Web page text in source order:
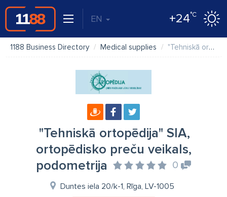
EN +24°C
1188 Business Directory Medical supplies "Tehniskā ortopēdija" SIA, ortopēdisko preču veikals, podometrija
"Tehniskā ortopēdija" SIA,
ortopēdisko preču veikals,
podometrija
0
Duntes iela 20/k-1, Rīga, LV-1005